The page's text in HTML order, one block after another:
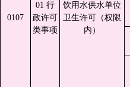
0107
01 行
政许可
类事项
饮用水供水单位
卫生许可（权限
内）